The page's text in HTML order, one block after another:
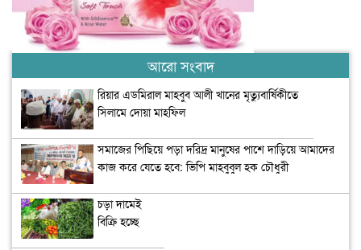
আরো সংবাদ
রিয়ার এডমিরাল মাহবুব আলী খানের মৃত্যুবার্ষিকীতে
সিলামে দোয়া মাহফিল
সমাজের পিছিয়ে পড়া দরিদ্র মানুষের পাশে দাড়িয়ে আমাদের
কাজ করে যেতে হবে: ভিপি মাহবুবুল হক চৌধুরী
চড়া দামেই
বিক্রি হচ্ছে